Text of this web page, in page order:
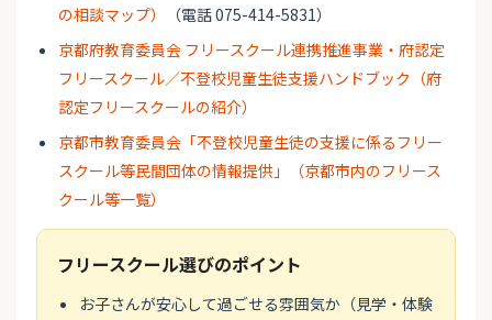
の相談マップ）
（電話 075-414-5831）
京都府教育委員会 フリースクール連携推進事業・府認定
フリースクール／不登校児童生徒支援ハンドブック（府
認定フリースクールの紹介）
京都市教育委員会「不登校児童生徒の支援に係るフリー
スクール等民間団体の情報提供」（京都市内のフリース
クール等一覧）
フリースクール選びのポイント
お子さんが安心して過ごせる雰囲気か（見学・体験